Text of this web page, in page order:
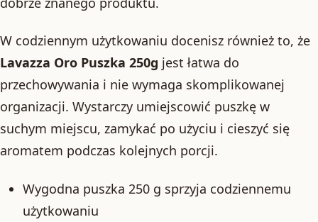
W codziennym użytkowaniu docenisz również to, że
Lavazza Oro Puszka 250g jest łatwa do
przechowywania i nie wymaga skomplikowanej
organizacji. Wystarczy umiejscowić puszkę w
suchym miejscu, zamykać po użyciu i cieszyć się
aromatem podczas kolejnych porcji.
Wygodna puszka 250 g sprzyja codziennemu
użytkowaniu